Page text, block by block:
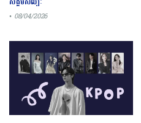
• 08/04/2026